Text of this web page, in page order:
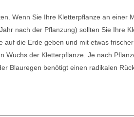
Wenn Sie Ihre Kletterpflanze an einer
nach der Pflanzung) sollten Sie Ihre
die Erde geben und mit etwas
Wuchs der Kletterpflanze. Je nach
Blauregen benötigt einen radikalen